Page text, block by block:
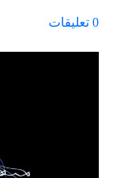
0 تعليقات